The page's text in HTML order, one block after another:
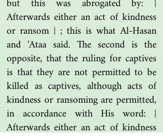
Afterwards either an act of kindness
or ransom } ; this is what Al-Hasan
and ‘Ataa said. The second is the
opposite, that the ruling for captives
is that they are not permitted to be
killed as captives, although acts of
kindness or ransoming are permitted,
in accordance with His word: {
Afterwards either an act of kindness